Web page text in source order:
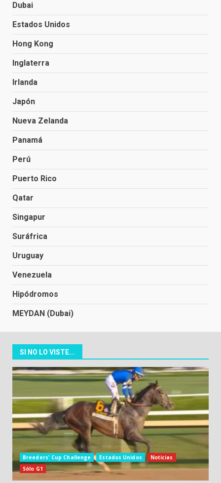
Dubai
Estados Unidos
Hong Kong
Inglaterra
Irlanda
Japón
Nueva Zelanda
Panamá
Perú
Puerto Rico
Qatar
Singapur
Suráfrica
Uruguay
Venezuela
Hipódromos
MEYDAN (Dubai)
SI NO LO VISTE...
Breeders' Cup Challenge Estados Unidos
Noticias
Sólo G1